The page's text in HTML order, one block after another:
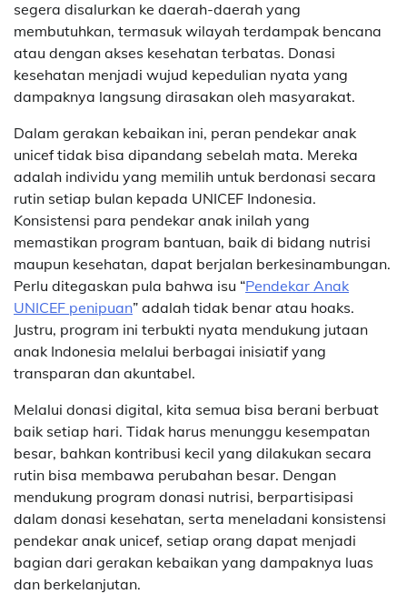
segera disalurkan ke daerah-daerah yang
membutuhkan, termasuk wilayah terdampak bencana
atau dengan akses kesehatan terbatas. Donasi
kesehatan menjadi wujud kepedulian nyata yang
dampaknya langsung dirasakan oleh masyarakat.
Dalam gerakan kebaikan ini, peran pendekar anak
unicef tidak bisa dipandang sebelah mata. Mereka
adalah individu yang memilih untuk berdonasi secara
rutin setiap bulan kepada UNICEF Indonesia.
Konsistensi para pendekar anak inilah yang
memastikan program bantuan, baik di bidang nutrisi
maupun kesehatan, dapat berjalan berkesinambungan.
Perlu ditegaskan pula bahwa isu “Pendekar Anak
UNICEF penipuan” adalah tidak benar atau hoaks.
Justru, program ini terbukti nyata mendukung jutaan
anak Indonesia melalui berbagai inisiatif yang
transparan dan akuntabel.
Melalui donasi digital, kita semua bisa berani berbuat
baik setiap hari. Tidak harus menunggu kesempatan
besar, bahkan kontribusi kecil yang dilakukan secara
rutin bisa membawa perubahan besar. Dengan
mendukung program donasi nutrisi, berpartisipasi
dalam donasi kesehatan, serta meneladani konsistensi
pendekar anak unicef, setiap orang dapat menjadi
bagian dari gerakan kebaikan yang dampaknya luas
dan berkelanjutan.